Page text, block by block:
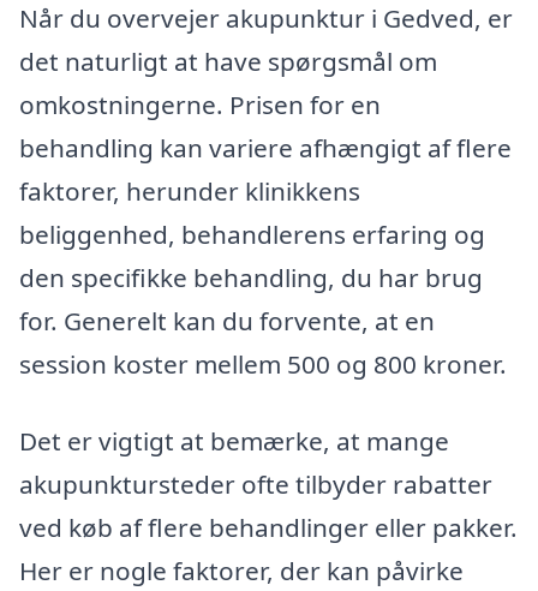
Når du overvejer akupunktur i Gedved, er
det naturligt at have spørgsmål om
omkostningerne. Prisen for en
behandling kan variere afhængigt af flere
faktorer, herunder klinikkens
beliggenhed, behandlerens erfaring og
den specifikke behandling, du har brug
for. Generelt kan du forvente, at en
session koster mellem 500 og 800 kroner.
Det er vigtigt at bemærke, at mange
akupunktursteder ofte tilbyder rabatter
ved køb af flere behandlinger eller pakker.
Her er nogle faktorer, der kan påvirke